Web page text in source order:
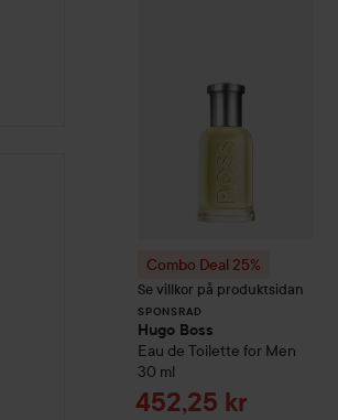
Combo Deal 25%
Se villkor på produktsidan
SPONSRAD
Hugo Boss
Eau de Toilette for Men
30 ml
Reapris
452,25 kr